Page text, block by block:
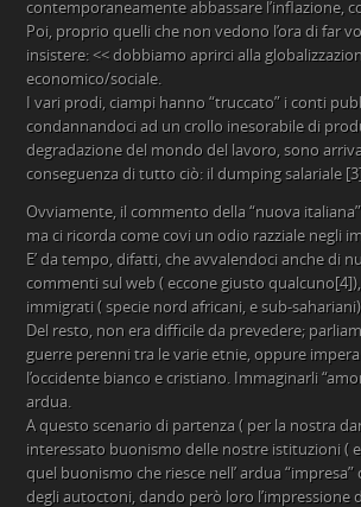
contemporaneamente abbassare l’inflazione,
Poi, proprio quelli che non vedono l’ora di far
insistere: << dobbiamo aprirci alla
economico/sociale.
I vari prodi, ciampi hanno “truccato” i conti
condannandoci ad un crollo inesorabile di
degradazione del mondo del lavoro, sono
conseguenza di tutto ciò: il dumping salariale
Ovviamente, il commento della “nuova
ma ci ricorda come covi un odio razziale negli
E’ da tempo, difatti, che avvalendoci anche di
commenti sul web ( eccone giusto
immigrati ( specie nord africani, e sub-
Del resto, non era difficile da prevedere;
guerre perenni tra le varie etnie, oppure
l’occidente bianco e cristiano. Immaginarli
ardua.
A questo scenario di partenza ( per la nostra
interessato buonismo delle nostre istituzioni (
quel buonismo che riesce nell’ ardua
degli autoctoni, dando però loro l’impressione